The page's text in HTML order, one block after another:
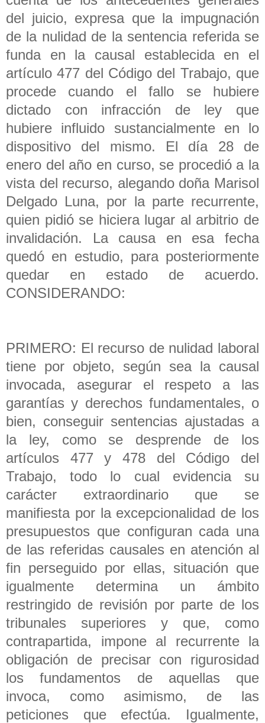
del juicio, expresa que la impugnación
de la nulidad de la sentencia referida se
funda en la causal establecida en el
artículo 477 del Código del Trabajo, que
procede cuando el fallo se hubiere
dictado con infracción de ley que
hubiere influido sustancialmente en lo
dispositivo del mismo. El día 28 de
enero del año en curso, se procedió a la
vista del recurso, alegando doña Marisol
Delgado Luna, por la parte recurrente,
quien pidió se hiciera lugar al arbitrio de
invalidación. La causa en esa fecha
quedó en estudio, para posteriormente
quedar en estado de acuerdo.
CONSIDERANDO:
PRIMERO: El recurso de nulidad laboral
tiene por objeto, según sea la causal
invocada, asegurar el respeto a las
garantías y derechos fundamentales, o
bien, conseguir sentencias ajustadas a
la ley, como se desprende de los
artículos 477 y 478 del Código del
Trabajo, todo lo cual evidencia su
carácter extraordinario que se
manifiesta por la excepcionalidad de los
presupuestos que configuran cada una
de las referidas causales en atención al
fin perseguido por ellas, situación que
igualmente determina un ámbito
restringido de revisión por parte de los
tribunales superiores y que, como
contrapartida, impone al recurrente la
obligación de precisar con rigurosidad
los fundamentos de aquellas que
invoca, como asimismo, de las
peticiones que efectúa. Igualmente,